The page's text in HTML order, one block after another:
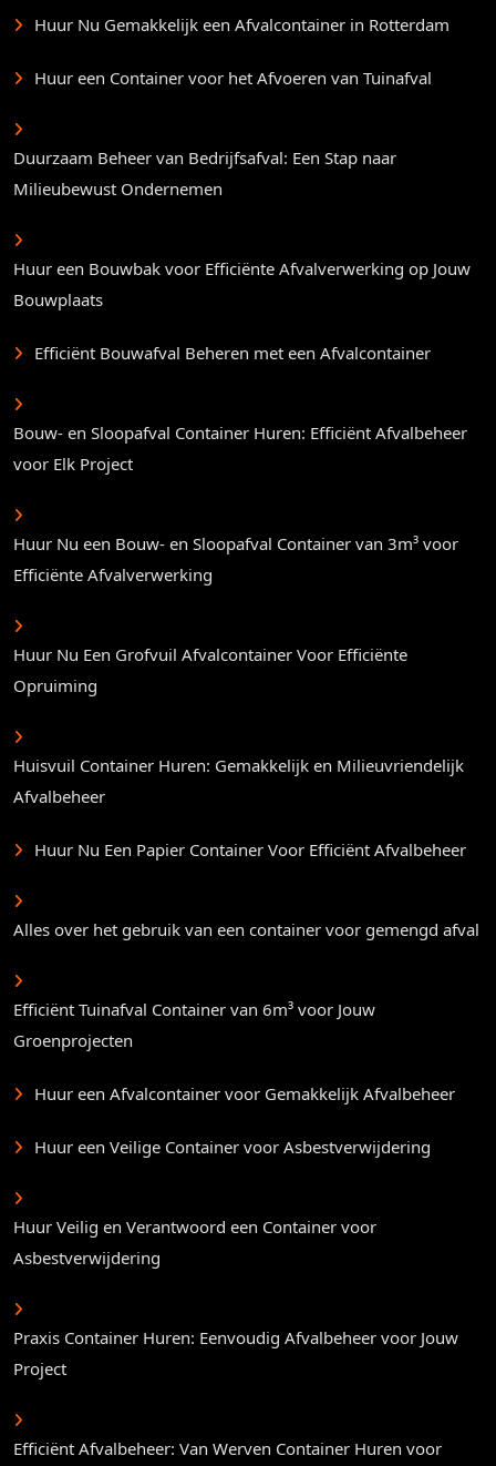
Huur Nu Gemakkelijk een Afvalcontainer in Rotterdam
Huur een Container voor het Afvoeren van Tuinafval
Duurzaam Beheer van Bedrijfsafval: Een Stap naar
Milieubewust Ondernemen
Huur een Bouwbak voor Efficiënte Afvalverwerking op Jouw
Bouwplaats
Efficiënt Bouwafval Beheren met een Afvalcontainer
Bouw- en Sloopafval Container Huren: Efficiënt Afvalbeheer
voor Elk Project
Huur Nu een Bouw- en Sloopafval Container van 3m³ voor
Efficiënte Afvalverwerking
Huur Nu Een Grofvuil Afvalcontainer Voor Efficiënte
Opruiming
Huisvuil Container Huren: Gemakkelijk en Milieuvriendelijk
Afvalbeheer
Huur Nu Een Papier Container Voor Efficiënt Afvalbeheer
Alles over het gebruik van een container voor gemengd afval
Efficiënt Tuinafval Container van 6m³ voor Jouw
Groenprojecten
Huur een Afvalcontainer voor Gemakkelijk Afvalbeheer
Huur een Veilige Container voor Asbestverwijdering
Huur Veilig en Verantwoord een Container voor
Asbestverwijdering
Praxis Container Huren: Eenvoudig Afvalbeheer voor Jouw
Project
Efficiënt Afvalbeheer: Van Werven Container Huren voor